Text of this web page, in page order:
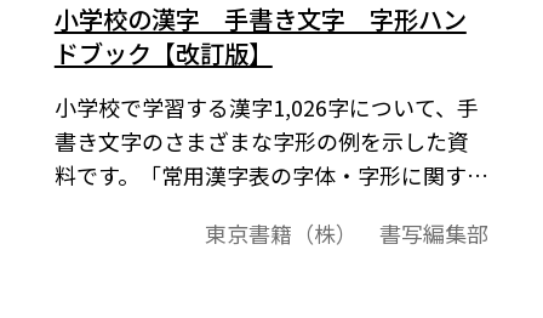
小学校の漢字 手書き文字 字形ハン
ドブック【改訂版】
小学校で学習する漢字1,026字について、手
書き文字のさまざまな字形の例を示した資
料です。「常用漢字表の字体・字形に関する
校の漢字指導に役立つ内容を中心に抜粋し
東京書籍（株） 書写編集部